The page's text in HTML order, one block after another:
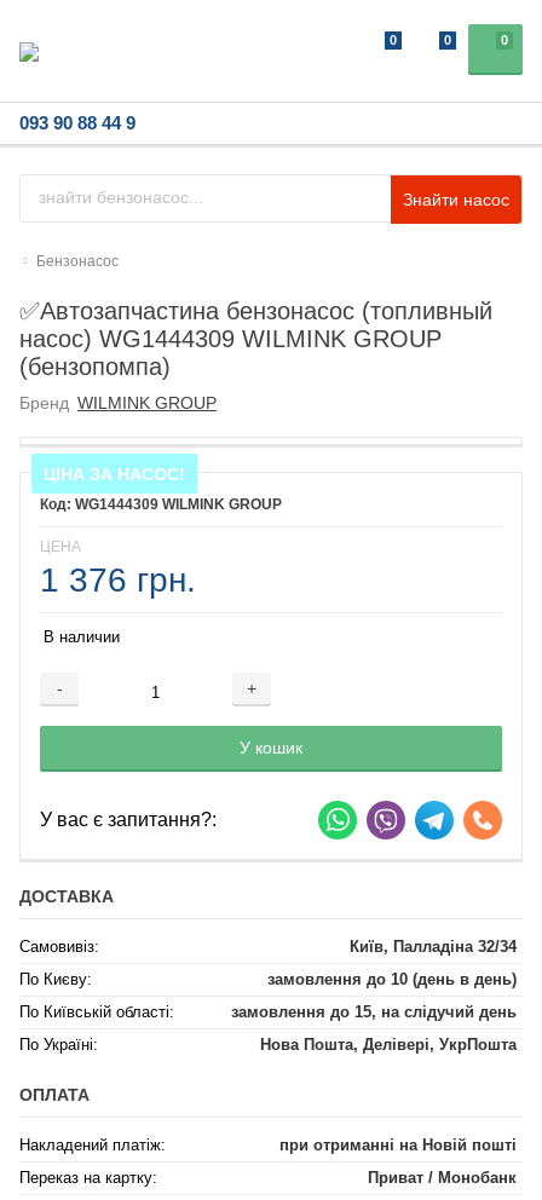
0
0 0
093 90 88 44 9
Знайти насос
Бензонасос
✅Автозапчастина бензонасос (топливный
насос) WG1444309 WILMINK GROUP
(бензопомпа)
Бренд WILMINK GROUP
ЦІНА ЗА НАСОС!
WG1444309 WILMINK GROUP
ЦЕНА
1 376 грн.
В наличии
- +
Добавляется...
У кошик
Добавлен
У вас є запитання?:
ДОСТАВКА
Самовивіз:
Київ, Палладіна 32/34
По Києву:
замовлення до 10 (день в день)
По Київській області:
замовлення до 15, на слідучий день
По Україні:
Нова Пошта, Делівері, УкрПошта
ОПЛАТА
Накладений платіж:
при отриманні на Новій пошті
Переказ на картку:
Приват / Монобанк